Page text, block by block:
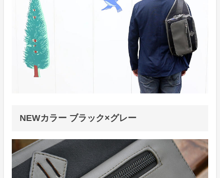
NEWカラー ブラック×グレー